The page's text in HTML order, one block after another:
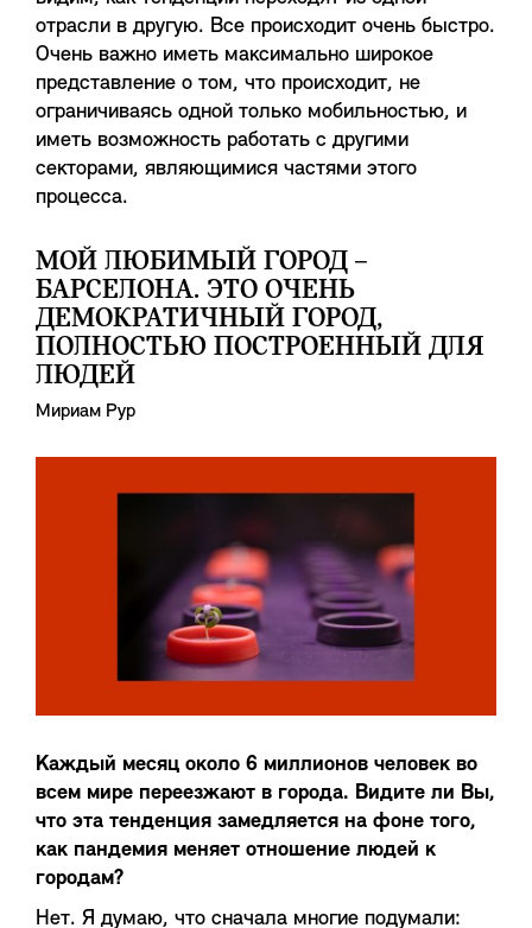
отрасли в другую. Все происходит очень быстро.
Очень важно иметь максимально широкое
представление о том, что происходит, не
ограничиваясь одной только мобильностью, и
иметь возможность работать с другими
секторами, являющимися частями этого
процесса.
МОЙ ЛЮБИМЫЙ ГОРОД –
БАРСЕЛОНА. ЭТО ОЧЕНЬ
ДЕМОКРАТИЧНЫЙ ГОРОД,
ПОЛНОСТЬЮ ПОСТРОЕННЫЙ ДЛЯ
ЛЮДЕЙ
Мириам Рур
Каждый месяц около 6 миллионов человек во
всем мире переезжают в города. Видите ли Вы,
что эта тенденция замедляется на фоне того,
как пандемия меняет отношение людей к
городам?
Нет. Я думаю, что сначала многие подумали: